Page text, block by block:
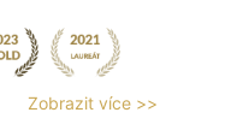
Zobrazit více >>